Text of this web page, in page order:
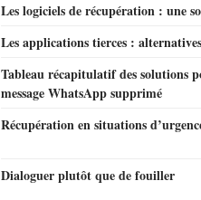
Les logiciels de récupération : une
Les applications tierces :
Tableau récapitulatif des solutions
message WhatsApp supprimé
Récupération en situations
Dialoguer plutôt que de fouiller